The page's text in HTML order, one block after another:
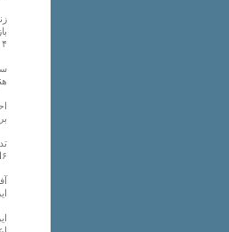
۶استان به ۵۰درجه می‌رسد